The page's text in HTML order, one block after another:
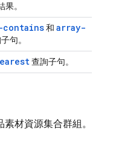
。
contains和 array-
句。
查詢子句。
材資源集合群組。